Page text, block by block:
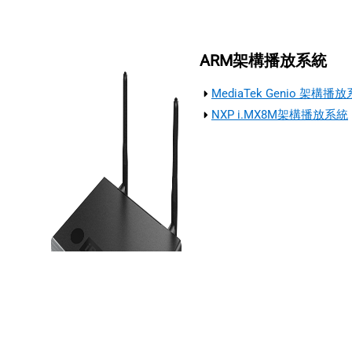
ARM架構播放系統
MediaTek Genio 架構播放
NXP i.MX8M架構播放系統